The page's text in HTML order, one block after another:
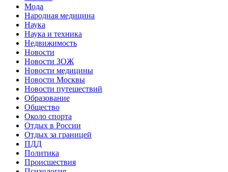
Мода
Народная медицина
Наука
Наука и техника
Недвижимость
Новости
Новости ЗОЖ
Новости медицины
Новости Москвы
Новости путешествий
Образование
Общество
Около спорта
Отдых в России
Отдых за границей
ПДД
Политика
Происшествия